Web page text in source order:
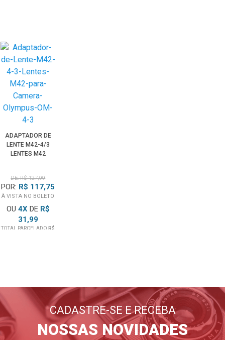
ADAPTADOR DE
LENTE M42-4/3
LENTES M42
4/3
DE: R$ 127,99
POR: R$ 117,75
À VISTA NO BOLETO
OU 4XDE R$
31,99
TOTAL PARCELADOR$
E tudo sobre fotografia
FIQUE POR DENTRO
CADASTRE-SE E RECEBA
NOSSAS NOVIDADES